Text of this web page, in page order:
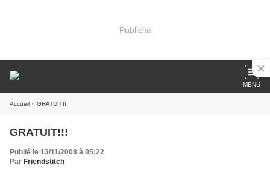
Publicité
MENU
Accueil » GRATUIT!!!
GRATUIT!!!
Publié le 13/11/2008 à 05:22
Par Friendstitch